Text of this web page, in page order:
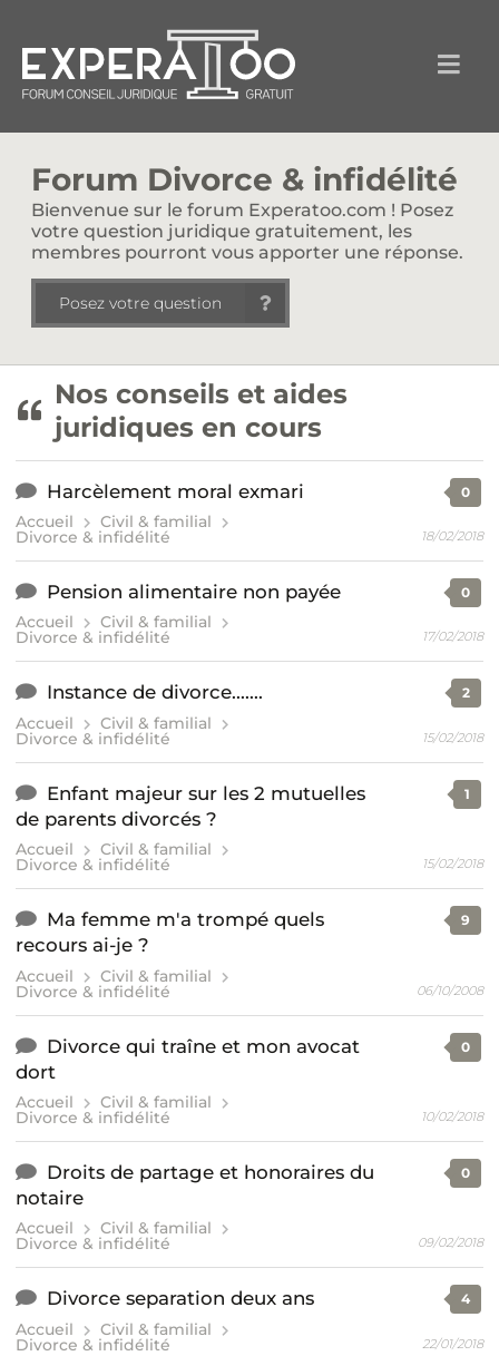
Forum Divorce & infidélité
Bienvenue sur le forum Experatoo.com ! Posez
votre question juridique gratuitement, les
membres pourront vous apporter une réponse.
Posez votre question
Nos conseils et aides
juridiques en cours
Harcèlement moral exmari
Accueil Civil & familial
Divorce & infidélité
0
18/02/2018
Pension alimentaire non payée
Accueil Civil & familial
Divorce & infidélité
0
17/02/2018
Instance de divorce.......
Accueil Civil & familial
Divorce & infidélité
2
15/02/2018
Enfant majeur sur les 2 mutuelles
de parents divorcés ?
Accueil Civil & familial
Divorce & infidélité
1
15/02/2018
Ma femme m'a trompé quels
recours ai-je ?
Accueil Civil & familial
Divorce & infidélité
9
06/10/2008
Divorce qui traîne et mon avocat
dort
Accueil Civil & familial
Divorce & infidélité
0
10/02/2018
Droits de partage et honoraires du
notaire
Accueil Civil & familial
Divorce & infidélité
0
09/02/2018
Divorce separation deux ans
Accueil Civil & familial
Divorce & infidélité
4
22/01/2018